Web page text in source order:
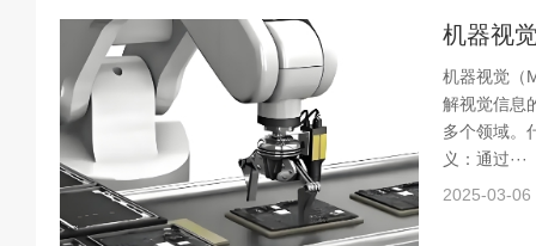
机器视
机器视觉（
解视觉信息
多个领域。
义：通过···
2025-03-06